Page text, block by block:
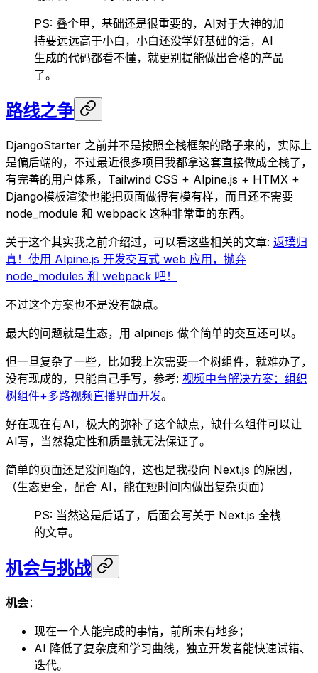
PS: 叠个甲，基础还是很重要的，AI对于大神的加
持要远远高于小白，小白还没学好基础的话，AI
生成的代码都看不懂，就更别提能做出合格的产品
了。
路线之争
DjangoStarter 之前并不是按照全栈框架的路子来的，实际上
是偏后端的，不过最近很多项目我都拿这套直接做成全栈了，
有完善的用户体系，Tailwind CSS + Alpine.js + HTMX +
Django模板渲染也能把页面做得有模有样，而且还不需要
node_module 和 webpack 这种非常重的东西。
关于这个其实我之前介绍过，可以看这些相关的文章: 返璞归
真！使用 Alpine.js 开发交互式 web 应用，抛弃
node_modules 和 webpack 吧！
不过这个方案也不是没有缺点。
最大的问题就是生态，用 alpinejs 做个简单的交互还可以。
但一旦复杂了一些，比如我上次需要一个树组件，就难办了，
没有现成的，只能自己手写，参考: 视频中台解决方案：组织
树组件+多路视频直播界面开发。
好在现在有AI，极大的弥补了这个缺点，缺什么组件可以让
AI写，当然稳定性和质量就无法保证了。
简单的页面还是没问题的，这也是我投向 Next.js 的原因，
（生态更全，配合 AI，能在短时间内做出复杂页面）
PS: 当然这是后话了，后面会写关于 Next.js 全栈
的文章。
机会与挑战
机会：
现在一个人能完成的事情，前所未有地多；
AI 降低了复杂度和学习曲线，独立开发者能快速试错、
迭代。